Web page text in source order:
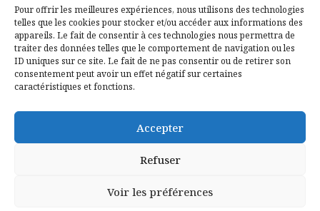
Pour offrir les meilleures expériences, nous utilisons des technologies
telles que les cookies pour stocker et/ou accéder aux informations des
appareils. Le fait de consentir à ces technologies nous permettra de
traiter des données telles que le comportement de navigation ou les
ID uniques sur ce site. Le fait de ne pas consentir ou de retirer son
consentement peut avoir un effet négatif sur certaines
caractéristiques et fonctions.
Accepter
Refuser
Voir les préférences
Mentions légales
Politique de confidentialité